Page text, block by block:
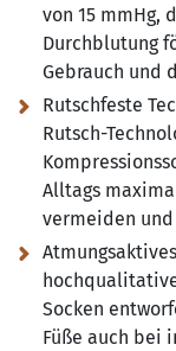
von 15 mmHg,
Durchblutung
Gebrauch und
Rutschfeste
Rutsch-
Alltags
vermeiden
Socken
Füße auch bei